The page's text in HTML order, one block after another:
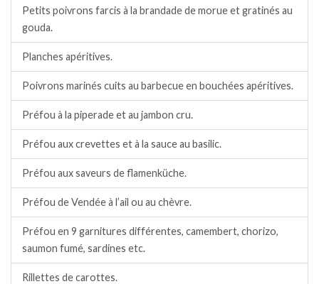
Petits poivrons farcis à la brandade de morue et gratinés au
gouda.
Planches apéritives.
Poivrons marinés cuits au barbecue en bouchées apéritives.
Préfou à la piperade et au jambon cru.
Préfou aux crevettes et à la sauce au basilic.
Préfou aux saveurs de flamenküche.
Préfou de Vendée à l’ail ou au chèvre.
Préfou en 9 garnitures différentes, camembert, chorizo,
saumon fumé, sardines etc.
Rillettes de carottes.